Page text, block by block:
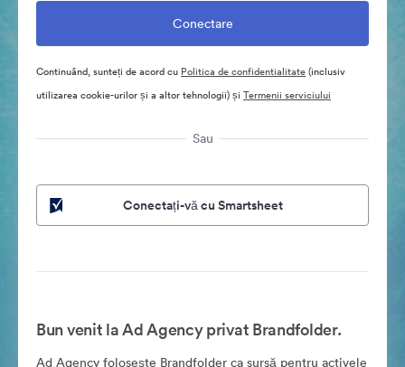
Continuând, sunteți de acord cu Politica de confidentialitate(inclusiv
utilizarea cookie-urilor și a altor tehnologii) și Termenii serviciului
Sau
Conectați-vă cu Smartsheet
Bun venit la Ad Agency privat Brandfolder.
Ad Agency folosește Brandfolder ca sursă pentru activele